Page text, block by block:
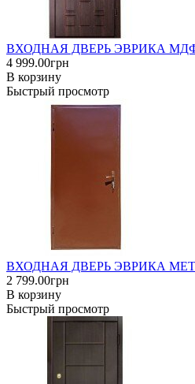
ВХОДНАЯ ДВЕРЬ ЭВРИКА
4 999.00грн
В корзину
Быстрый просмотр
ВХОДНАЯ ДВЕРЬ ЭВРИКА
2 799.00грн
В корзину
Быстрый просмотр